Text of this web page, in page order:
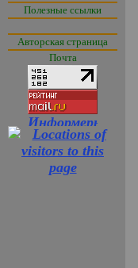
Полезные ссылки
Авторская страница
Почта